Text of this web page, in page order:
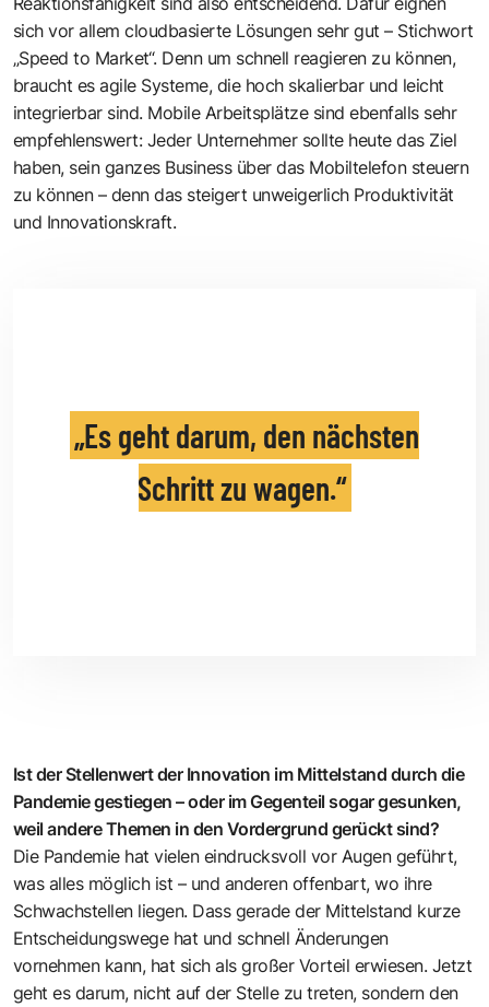
sich vor allem cloudbasierte Lösungen sehr gut – Stichwort
„Speed to Market“. Denn um schnell reagieren zu können,
braucht es agile Systeme, die hoch skalierbar und leicht
integrierbar sind. Mobile Arbeitsplätze sind ebenfalls sehr
empfehlenswert: Jeder Unternehmer sollte heute das Ziel
haben, sein ganzes Business über das Mobiltelefon steuern
zu können – denn das steigert unweigerlich Produktivität
und Innovationskraft.
Es geht darum, den nächsten
Schritt zu wagen.
Ist der Stellenwert der Innovation im Mittelstand durch die
Pandemie gestiegen – oder im Gegenteil sogar gesunken,
weil andere Themen in den Vordergrund gerückt sind?
Die Pandemie hat vielen eindrucksvoll vor Augen geführt,
was alles möglich ist – und anderen offenbart, wo ihre
Schwachstellen liegen. Dass gerade der Mittelstand kurze
Entscheidungswege hat und schnell Änderungen
vornehmen kann, hat sich als großer Vorteil erwiesen. Jetzt
geht es darum, nicht auf der Stelle zu treten, sondern den